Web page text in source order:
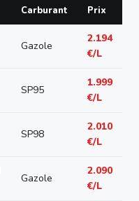
Carburant Prix
Gazole
2.194
€/L
SP95
1.999
€/L
SP98
2.010
€/L
Gazole
2.090
€/L